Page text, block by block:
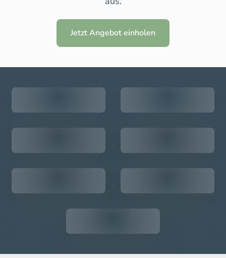
Jetzt Angebot einholen